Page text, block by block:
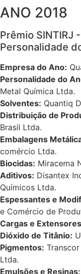
ANO 2018
Prêmio SINTIRJ
Personalidade
Empresa do Ano:
Personalidade do
Metal Química Ltda.
Solventes: Quantiq
Distribuição de
Brasil Ltda.
Embalagens
comércio Ltda.
Biocidas: Miracema
Aditivos: Disantex
Químicos Ltda.
Espessantes e
e Comércio de
Cargas e
Dióxido de Titânio:
Pigmentos:
Ltda.
Emulsões e Resinas: